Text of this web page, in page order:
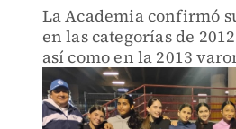
La Academia confirmó
en las categorías de
así como en la 2013